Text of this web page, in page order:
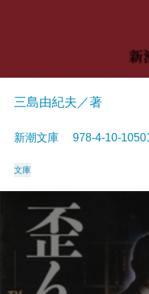
三島由紀夫／著
新潮文庫 978-4-10-
文庫